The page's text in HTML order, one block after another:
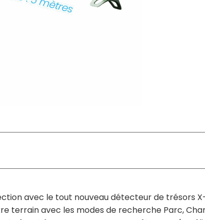
avec le tout nouveau détecteur de trésors X-
avec les modes de recherche Parc,